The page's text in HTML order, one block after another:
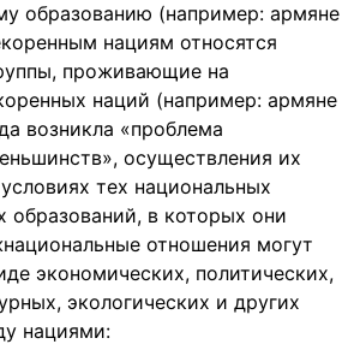
образованию (например: армяне
нациям относятся
проживающие на
наций (например: армяне
возникла «проблема
осуществления их
тех национальных
образований, в которых они
отношения могут
экономических, политических,
экологических и других
нациями: